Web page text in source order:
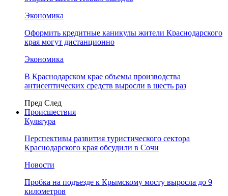
Экономика
Оформить кредитные каникулы жители Краснодарского
края могут дистанционно
Экономика
В Краснодарском крае объемы производства
антисептических средств выросли в шесть раз
Пред След
Происшествия
Культура
Перспективы развития туристического сектора
Краснодарского края обсудили в Сочи
Новости
Пробка на подъезде к Крымскому мосту выросла до 9
километров